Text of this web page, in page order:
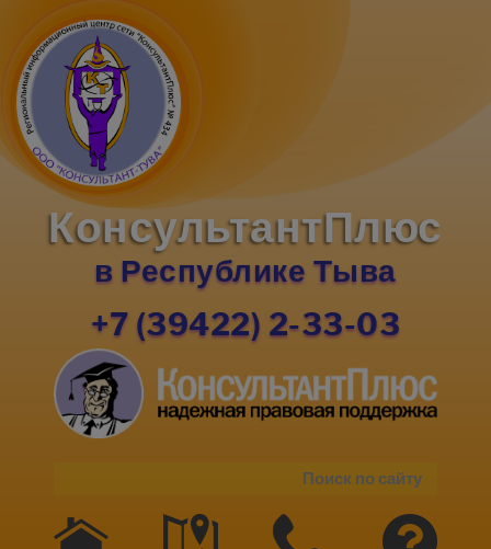
КонсультантПлюс
в Республике Тыва
+7 (39422) 2-33-03